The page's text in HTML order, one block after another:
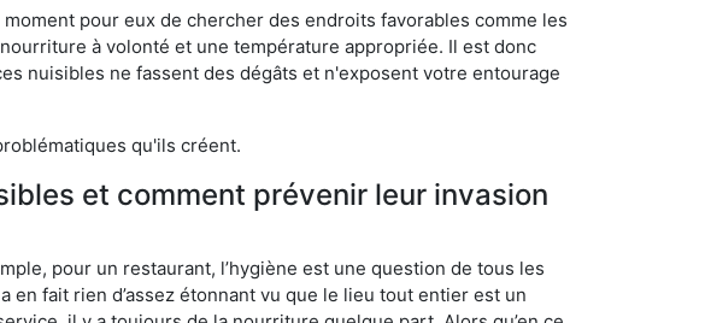
pour eux de chercher des endroits favorables comme les
à volonté et une température appropriée. Il est donc
nuisibles ne fassent des dégâts et n'exposent votre entourage
qu'ils créent.
et comment prévenir leur invasion
pour un restaurant, l’hygiène est une question de tous les
fait rien d’assez étonnant vu que le lieu tout entier est un